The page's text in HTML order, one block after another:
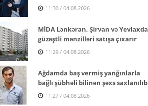
11:30 / 04.08.2026
MİDA Lənkəran, Şirvan və Yevlaxda
güzəştli mənzilləri satışa çıxarır
11:29 / 04.08.2026
Ağdamda baş vermiş yanğınlarla
bağlı şübhəli bilinən şəxs saxlanılıb
11:27 / 04.08.2026